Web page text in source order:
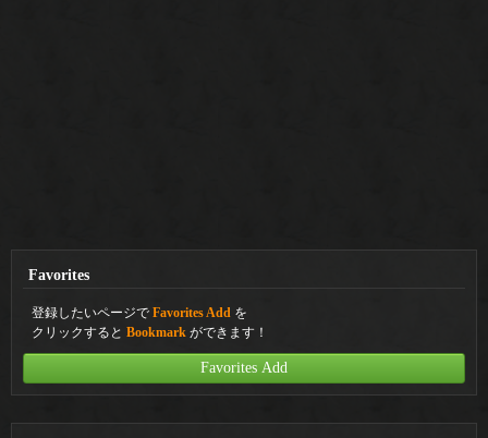
Favorites
登録したいページで Favorites Add を
クリックすると Bookmark ができます！
Favorites Add